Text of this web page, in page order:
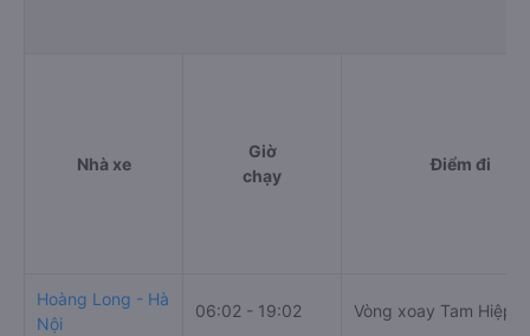
Nhà xe
Giờ
chạy
Điểm đi
Hoàng Long - Hà
Nội
06:02 - 19:02 Vòng xoay Tam Hiệp